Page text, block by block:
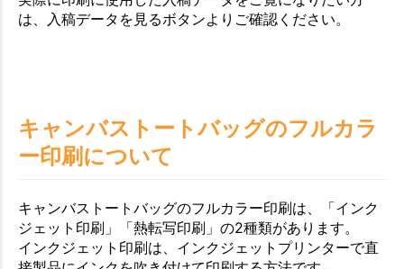
は、入稿データを見るボタンよりご確認ください。
キャンバストートバッグのフルカラ
ー印刷について
キャンバストートバッグのフルカラー印刷は、「インク
ジェット印刷」「熱転写印刷」の2種類があります。
インクジェット印刷は、インクジェットプリンターで直